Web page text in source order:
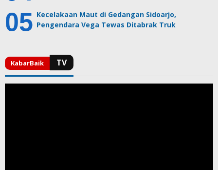
Kecelakaan Maut di Gedangan Sidoarjo,
Pengendara Vega Tewas Ditabrak Truk